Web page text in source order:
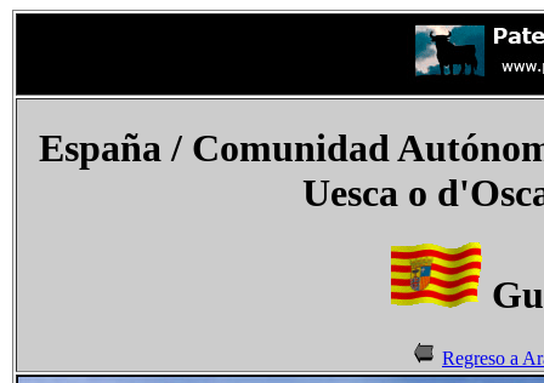
España/ Comunidad
Uesca o
Regreso a